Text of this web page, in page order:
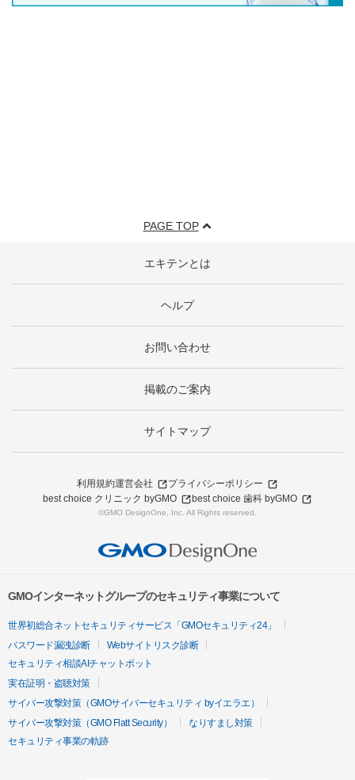
PAGE TOP
エキテンとは
ヘルプ
お問い合わせ
掲載のご案内
サイトマップ
利用規約運営会社
プライバシーポリシー
best choice クリニック byGMO
best choice 歯科 byGMO
©GMO DesignOne, Inc. All Rights reserved.
GMOインターネットグループのセキュリティ事業について
世界初総合ネットセキュリティサービス「GMOセキュリティ24」
パスワード漏洩診断
Webサイトリスク診断
セキュリティ相談AIチャットボット
実在証明・盗聴対策
サイバー攻撃対策（GMOサイバーセキュリティ byイエラエ）
サイバー攻撃対策（GMO Flatt Security）
なりすまし対策
セキュリティ事業の軌跡